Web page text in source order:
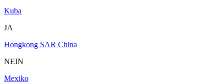
Kuba
JA
Hongkong SAR China
NEIN
Mexiko